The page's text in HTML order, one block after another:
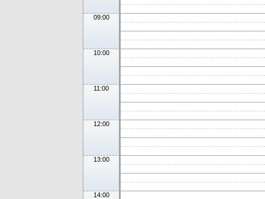
09:00
10:00
11:00
12:00
13:00
14:00